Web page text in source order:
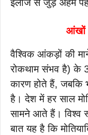
इलाज से जुड़े अहम
आंखों
वैश्विक आंकड़ों की
रोकथाम संभव है) के
कारण होते हैं, जबकि
है। देश में हर साल
सामने आते हैं। विश्व
बात यह है कि